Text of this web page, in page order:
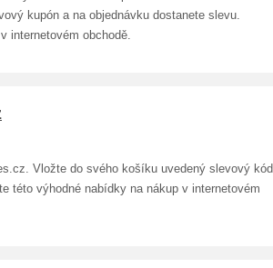
kupón a na objednávku dostanete slevu.
internetovém obchodě.
Vložte do svého košíku uvedený slevový kód
této výhodné nabídky na nákup v internetovém